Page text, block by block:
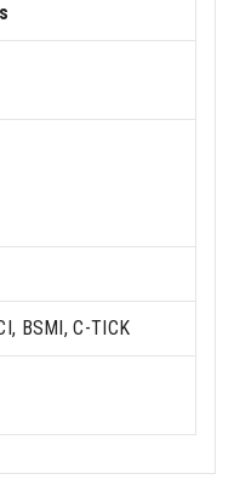
BSMI, C-TICK